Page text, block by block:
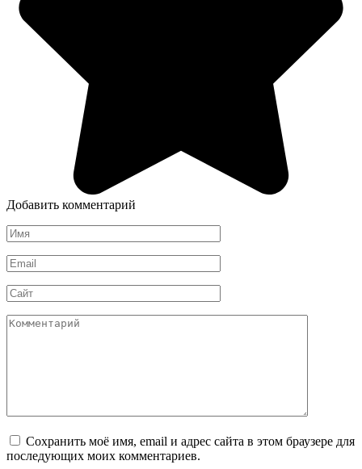
Добавить комментарий
Имя
*
Email
*
Сайт
Комментарий
Сохранить моё имя, email и адрес сайта в этом браузере для
последующих моих комментариев.